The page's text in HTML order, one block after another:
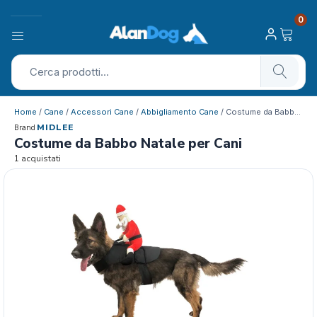
0
Home / Cane / Accessori Cane / Abbigliamento Cane / Costume da Babbo Natale per Cani
Brand MIDLEE
Costume da Babbo Natale per Cani
1 acquistati